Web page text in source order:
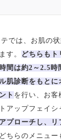
では、お肌の
す。
どちらもト
間は約2～2.5時
肌診断をもとに
ト を行い、お客
アップフェイシ
プローチし、
ちらのメニュ